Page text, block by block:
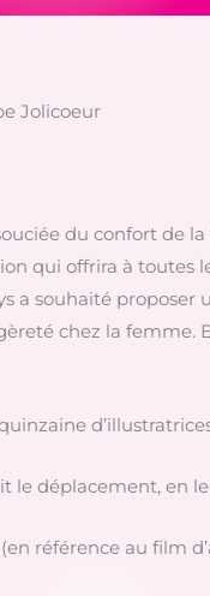
Jolicoeur
du confort de
qui offrira à toutes
souhaité proposer
chez la femme.
le déplacement, en
référence au film